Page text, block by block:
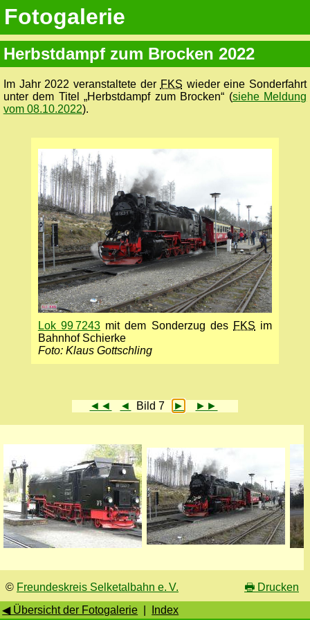
Fotogalerie
Herbstdampf zum Brocken 2022
Im Jahr 2022 veranstaltete der FKS wieder eine Sonderfahrt
unter dem Titel „Herbstdampf zum Brocken“ (siehe Meldung
vom 08.10.2022).
Lok 99 7243 mit dem Sonderzug des FKS im
Bahnhof Schierke
Foto: Klaus Gottschling
◄◄ ◄ Bild 7 ► ►►
© Freundeskreis Selketalbahn e. V. 🖶 Drucken
◀ Übersicht der Fotogalerie
Index